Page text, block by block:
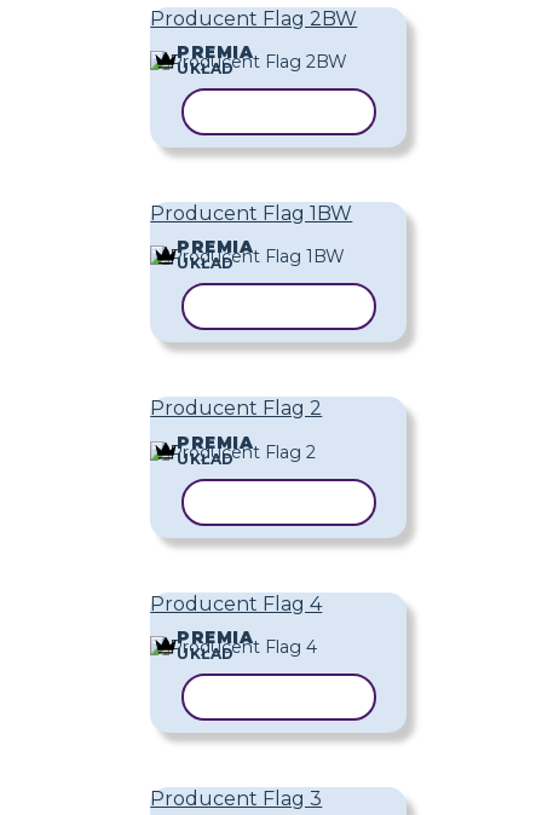
Producent Flag 2BW
PREMIA
UKŁAD
Producent Flag 1BW
PREMIA
UKŁAD
Producent Flag 2
PREMIA
UKŁAD
Producent Flag 4
PREMIA
UKŁAD
Producent Flag 3